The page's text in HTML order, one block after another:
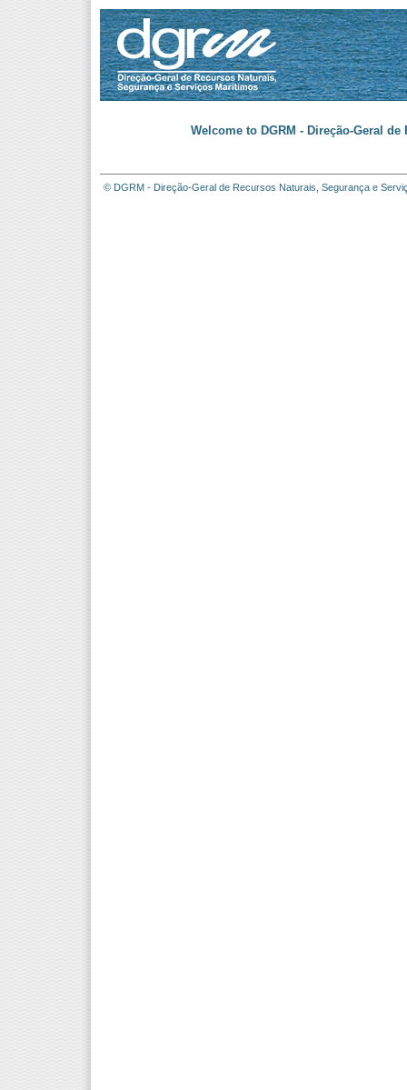
Welcome to DGRM - Direção-Geral
© DGRM - Direção-Geral de Recursos Naturais, Segurança e